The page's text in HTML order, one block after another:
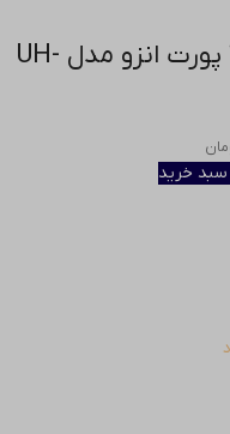
هاب 7 پورت انزو مدل UH-
سبد خرید